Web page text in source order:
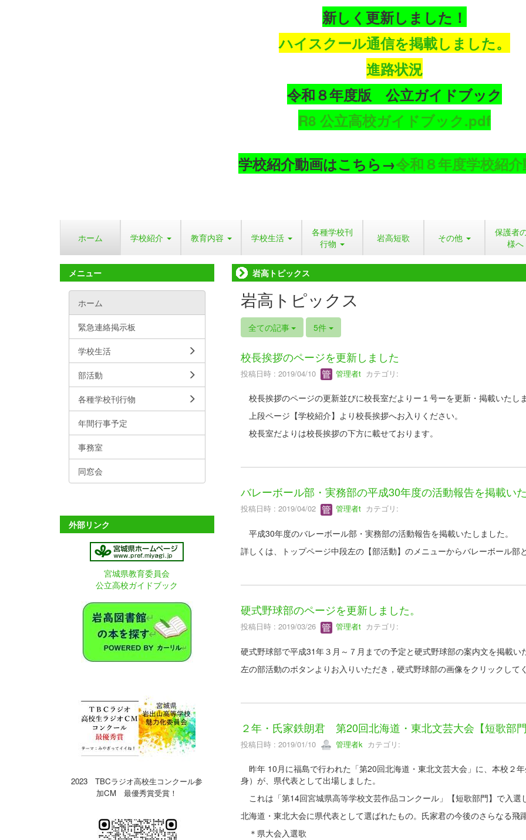
新しく更新しました！
ハイスクール通信を掲載しました。
進路状況
令和８年度版 公立ガイドブック
R8 公立高校ガイドブック.pdf
学校紹介動画はこちら→令和８年度学校紹
ホーム 学校紹介 教育内容 学校生活
各種学校刊
行物
岩高短歌 その他
保護者
様へ
岩高トピックス
岩高トピックス
全ての記事 5件
校長挨拶のページを更新しました
投稿日時 : 2019/04/10 管理者tカテゴリ:
校長挨拶のページの更新並びに校長室だよりー１号ーを更新・掲載いたしま
上段ページ【学校紹介】より校長挨拶へお入りください。
校長室だよりは校長挨拶の下方に載せております。
バレーボール部・実務部の平成30年度の活動報告を掲載いた
投稿日時 : 2019/04/02 管理者tカテゴリ:
平成30年度のバレーボール部・実務部の活動報告を掲載いたしました。
詳しくは、トップページ中段左の【部活動】のメニューからバレーボール部
硬式野球部のページを更新しました。
投稿日時 : 2019/03/26 管理者tカテゴリ:
硬式野球部で平成31年３月～７月までの予定と硬式野球部の案内文を掲載い
左の部活動のボタンよりお入りいただき，硬式野球部の画像をクリックしてく
２年・氏家鉄朗君 第20回北海道・東北文芸大会【短歌部
投稿日時 : 2019/01/10 管理者k カテゴリ:
昨年 10月に福島で行われた「第20回北海道・東北文芸大会」に、本校２
身）が、県代表として出場しました。
これは「第14回宮城県高等学校文芸作品コンクール」【短歌部門】で入選
北海道・東北大会に県代表として選ばれたもの。氏家君の今後のさらなる飛
＊県大会入選歌
メニュー
ホーム
緊急連絡掲示板
学校生活
部活動
各種学校刊行物
年間行事予定
事務室
同窓会
外部リンク
宮城県教育委員会
公立高校ガイドブック
2023 TBCラジオ高校生コンクール参
加CM 最優秀賞受賞！